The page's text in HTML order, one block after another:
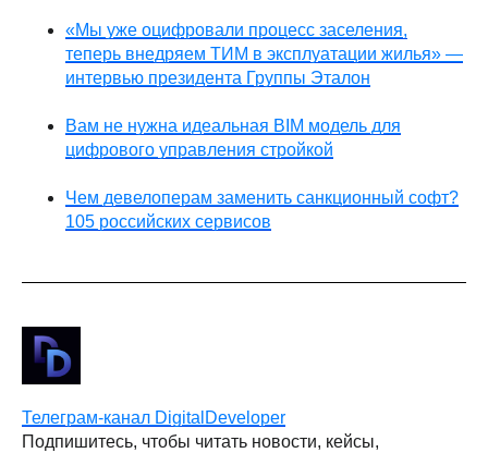
«Мы уже оцифровали процесс заселения,
теперь внедряем ТИМ в эксплуатации жилья» —
интервью президента Группы Эталон
Вам не нужна идеальная BIM модель для
цифрового управления стройкой
Чем девелоперам заменить санкционный софт?
105 российских сервисов
Телеграм-канал DigitalDeveloper
Подпишитесь, чтобы читать новости, кейсы,